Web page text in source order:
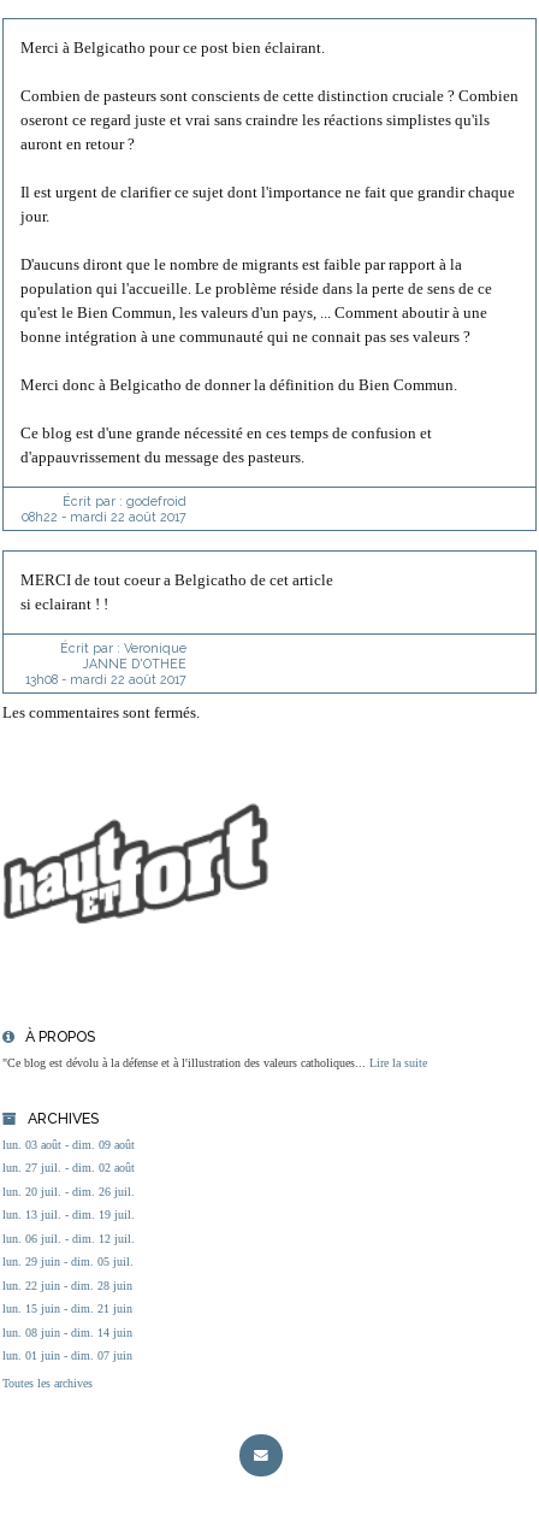
À PROPOS
"Ce blog est dévolu à la défense et à l'illustration des valeurs catholiques... Lire la suite
ARCHIVES
lun. 03 août - dim. 09 août
lun. 27 juil. - dim. 02 août
lun. 20 juil. - dim. 26 juil.
lun. 13 juil. - dim. 19 juil.
lun. 06 juil. - dim. 12 juil.
lun. 29 juin - dim. 05 juil.
lun. 22 juin - dim. 28 juin
lun. 15 juin - dim. 21 juin
lun. 08 juin - dim. 14 juin
lun. 01 juin - dim. 07 juin
Toutes les archives
Merci à Belgicatho pour ce post bien éclairant.
Combien de pasteurs sont conscients de cette distinction cruciale ? Combien
oseront ce regard juste et vrai sans craindre les réactions simplistes qu'ils
auront en retour ?
Il est urgent de clarifier ce sujet dont l'importance ne fait que grandir chaque
jour.
D'aucuns diront que le nombre de migrants est faible par rapport à la
population qui l'accueille. Le problème réside dans la perte de sens de ce
qu'est le Bien Commun, les valeurs d'un pays, ... Comment aboutir à une
bonne intégration à une communauté qui ne connait pas ses valeurs ?
Merci donc à Belgicatho de donner la définition du Bien Commun.
Ce blog est d'une grande nécessité en ces temps de confusion et
d'appauvrissement du message des pasteurs.
Écrit par : godefroid
08h22 - mardi 22 août 2017
MERCI de tout coeur a Belgicatho de cet article
si eclairant ! !
Écrit par : Veronique
JANNE D'OTHEE
13h08- mardi 22 août 2017
Les commentaires sont fermés.